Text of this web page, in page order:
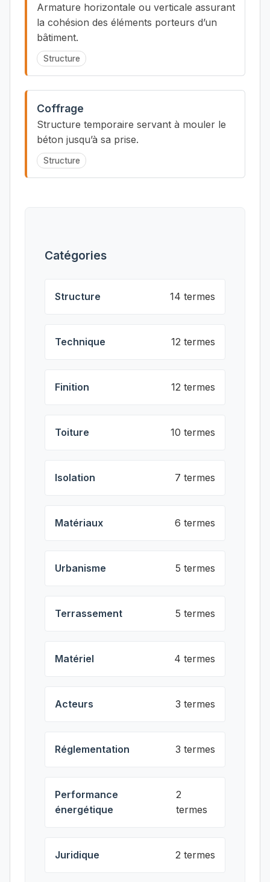
Armature horizontale ou verticale assurant
la cohésion des éléments porteurs d’un
bâtiment.
Structure
Coffrage
Structure temporaire servant à mouler le
béton jusqu’à sa prise.
Structure
Catégories
Structure 14 termes
Technique 12 termes
Finition 12 termes
Toiture 10 termes
Isolation 7 termes
Matériaux 6 termes
Urbanisme 5 termes
Terrassement 5 termes
Matériel 4 termes
Acteurs 3 termes
Réglementation 3 termes
Performance
énergétique
2
termes
Juridique 2 termes